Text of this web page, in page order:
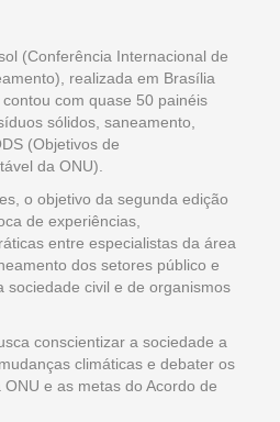
(Conferência Internacional de
realizada em Brasília
com quase 50 painéis
sólidos, saneamento,
(Objetivos de
da ONU).
o objetivo da segunda edição
de experiências,
entre especialistas da área
dos setores público e
sociedade civil e de organismos
conscientizar a sociedade a
climáticas e debater os
e as metas do Acordo de